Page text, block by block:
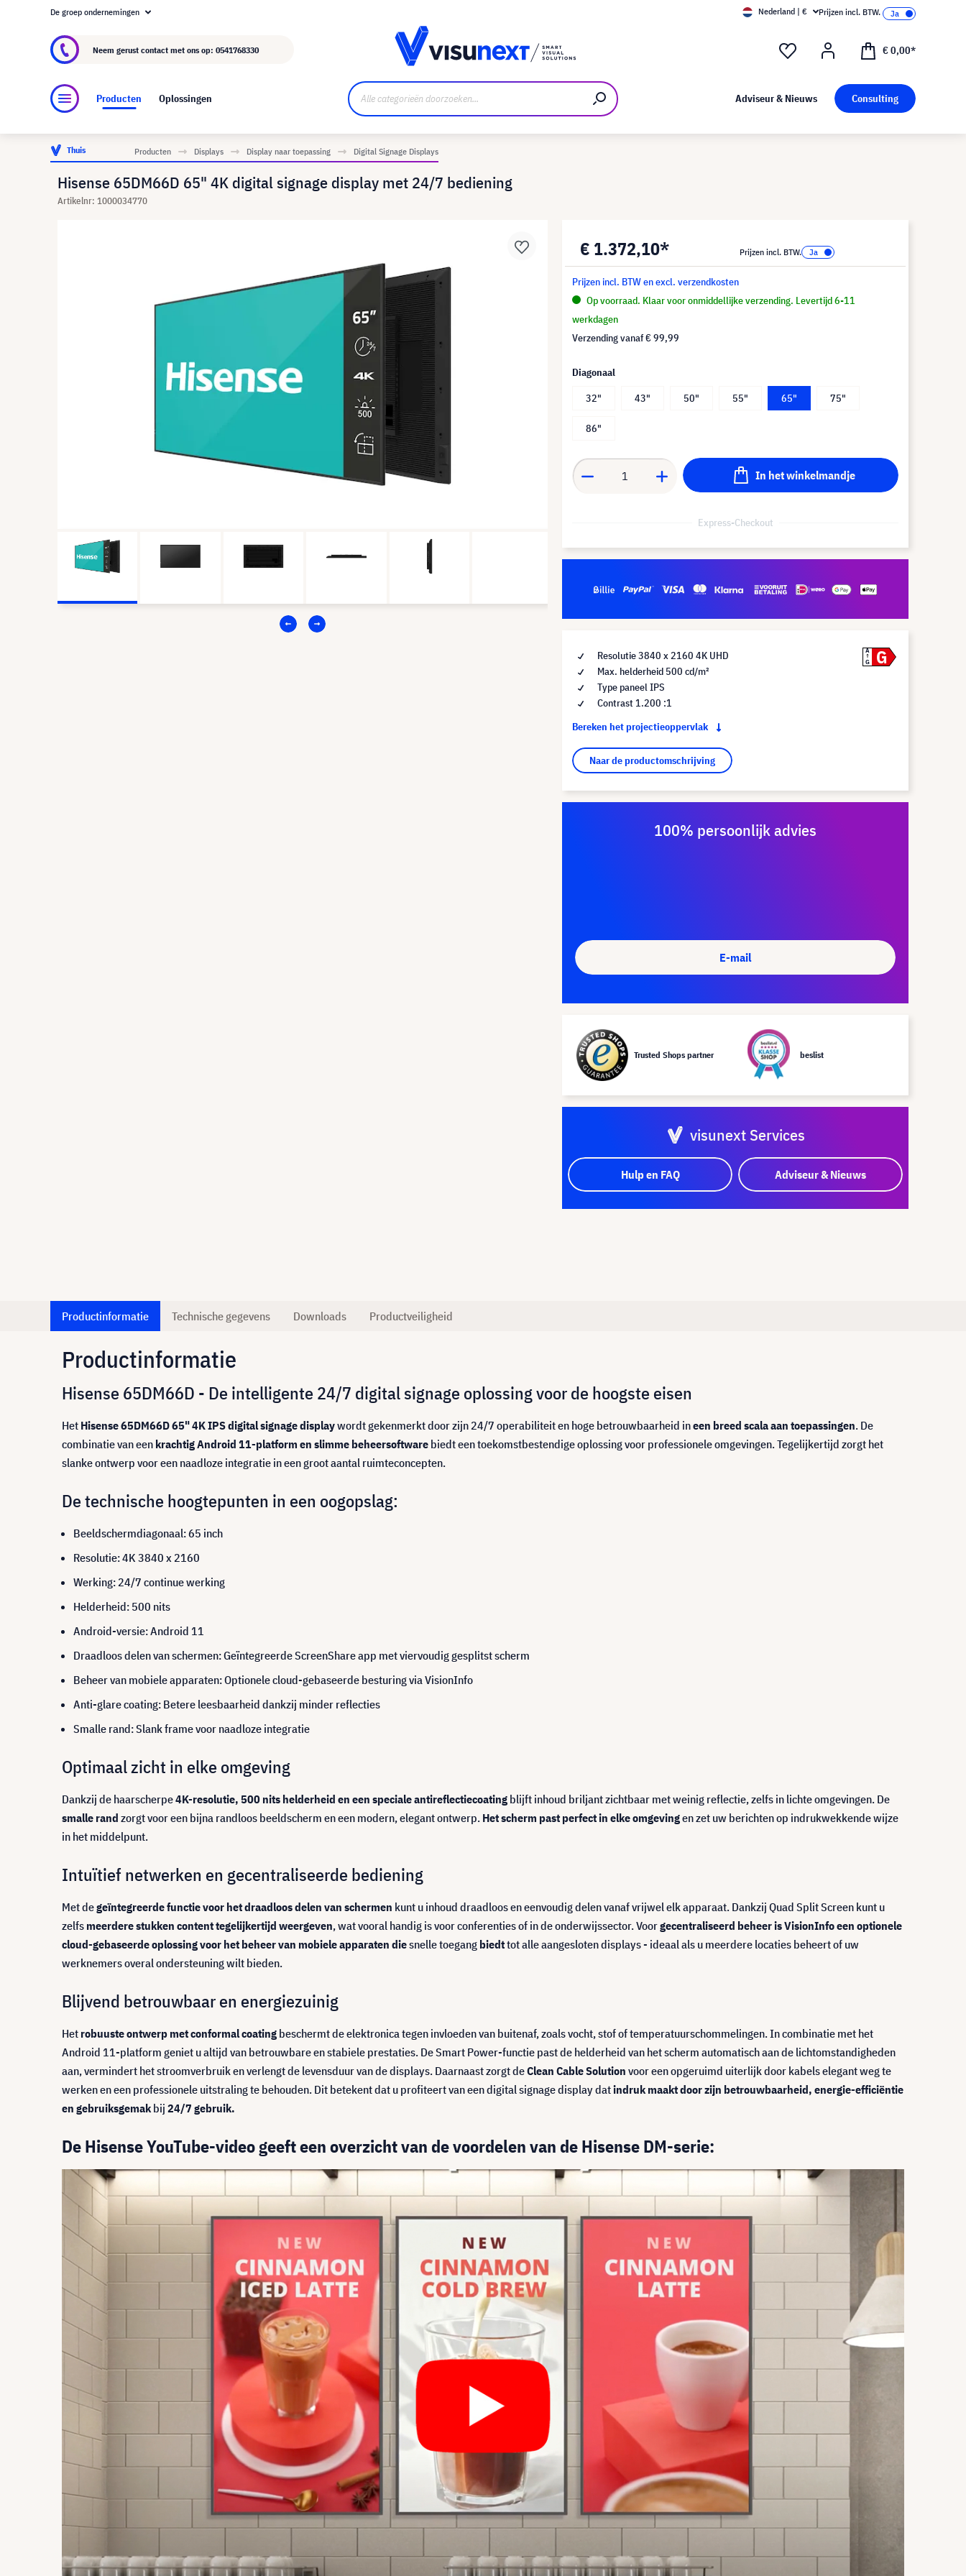
Over visunext.nl
De groep ondernemingen Nederland | € Prijzen incl. BTW.
Neem gerust contact met ons op: 0541768330 € 0,00*
Producten Oplossingen Adviseur & Nieuws Consulting
Thuis Producten Displays Display naar toepassing Digital Signage Displays
Hisense 65DM66D 65" 4K digital signage display met 24/7 bediening
Artikelnr: 1000034770
€ 1.372,10* Prijzen incl. BTW.
Prijzen incl. BTW en excl. verzendkosten
Op voorraad. Klaar voor onmiddellijke verzending. Levertijd 6-11
werkdagen
Verzending vanaf€ 99,99
Diagonaal
32"
43" 50" 55" 65" 75"
86"
In het winkelmandje
Express-Checkout
Resolutie 3840 x 2160 4K UHD
Max. helderheid 500 cd/m²
Type paneel IPS
Contrast 1.200 :1
Bereken het projectieoppervlak
Naar de productomschrijving
A
G
G
100% persoonlijk advies
E-mail
Trusted Shops partner beslist
visunext Services
Hulp en FAQ Adviseur & Nieuws
Productinformatie Technische gegevens Downloads Productveiligheid
Productinformatie
Hisense 65DM66D - De intelligente 24/7 digital signage oplossing voor de hoogste eisen
Het Hisense 65DM66D 65" 4K IPS digital signage displaywordt gekenmerkt door zijn 24/7 operabiliteit en hoge betrouwbaarheid ineen breed scala aan toepassingen. De
combinatie van een krachtig Android 11-platform en slimme beheersoftware biedt een toekomstbestendige oplossing voor professionele omgevingen. Tegelijkertijd zorgt het
slanke ontwerp voor een naadloze integratie in een groot aantal ruimteconcepten.
De technische hoogtepunten in een oogopslag:
Beeldschermdiagonaal: 65 inch
Resolutie: 4K 3840 x 2160
Werking: 24/7 continue werking
Helderheid: 500 nits
Android-versie: Android 11
Draadloos delen van schermen: Geïntegreerde ScreenShare app met viervoudig gesplitst scherm
Beheer van mobiele apparaten: Optionele cloud-gebaseerde besturing via VisionInfo
Anti-glare coating: Betere leesbaarheid dankzij minder reflecties
Smalle rand: Slank frame voor naadloze integratie
Optimaal zicht in elke omgeving
Dankzij de haarscherpe4K-resolutie, 500 nits helderheid en een speciale antireflectiecoating blijft inhoud briljant zichtbaar met weinig reflectie, zelfs in lichte omgevingen. De
smalle rand zorgt voor een bijna randloos beeldscherm en een modern, elegant ontwerp. Het scherm past perfect in elke omgevingen zet uw berichten op indrukwekkende wijze
in het middelpunt.
Intuïtief netwerken en gecentraliseerde bediening
Met degeïntegreerde functie voor het draadloos delen van schermen kunt u inhoud draadloos en eenvoudig delen vanaf vrijwel elk apparaat. Dankzij Quad Split Screen kunt u
zelfs meerdere stukken content tegelijkertijd weergeven, wat vooral handig is voor conferenties of in de onderwijssector. Voorgecentraliseerd beheer is VisionInfo een optionele
cloud-gebaseerde oplossing voor het beheer van mobiele apparaten diesnelle toegang biedttot alle aangesloten displays - ideaal als u meerdere locaties beheert of uw
werknemers overal ondersteuning wilt bieden.
Blijvend betrouwbaar en energiezuinig
Het robuuste ontwerp met conformal coating beschermt de elektronica tegen invloeden van buitenaf, zoals vocht, stof of temperatuurschommelingen. In combinatie met het
Android 11-platform geniet u altijd van betrouwbare en stabiele prestaties. De Smart Power-functie past de helderheid van het scherm automatisch aan de lichtomstandigheden
aan, vermindert het stroomverbruik en verlengt de levensduur van de displays. Daarnaast zorgt deClean Cable Solution voor een opgeruimd uiterlijk door kabels elegant weg te
werken en een professionele uitstraling te behouden. Dit betekent dat u profiteert van een digital signage display datindruk maakt door zijn betrouwbaarheid, energie-efficiëntie
en gebruiksgemakbij 24/7 gebruik.
De Hisense YouTube-video geeft een overzicht van de voordelen van de Hisense DM-serie: